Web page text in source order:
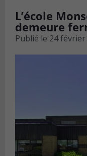
L’école
demeure
Publié le 24 février